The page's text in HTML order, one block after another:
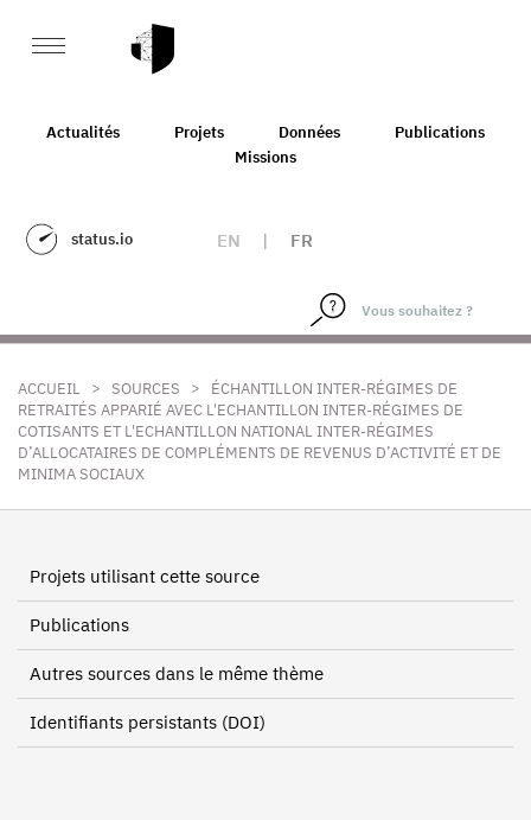
Actualités Projets Données
Publications
Missions
status.io EN | FR
ACCUEIL > SOURCES >
ÉCHANTILLON INTER-RÉGIMES DE
RETRAITÉS APPARIÉ AVEC L'ECHANTILLON INTER-RÉGIMES DE
COTISANTS ET L'ECHANTILLON NATIONAL INTER-RÉGIMES
D’ALLOCATAIRES DE COMPLÉMENTS DE REVENUS D’ACTIVITÉ ET DE
MINIMA SOCIAUX
Projets utilisant cette source
Publications
Autres sources dans le même thème
Identifiants persistants (DOI)